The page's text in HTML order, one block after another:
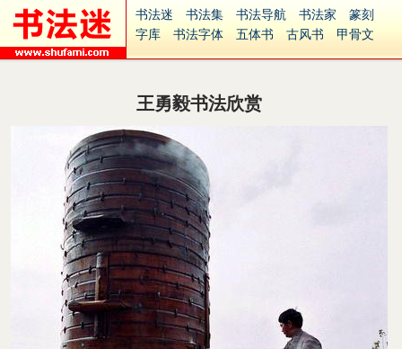
书法迷 书法集 书法导航 书法家
篆刻
字库
书法字体 五体书 古风书
甲骨文
集字
字形 大字 篆刻之家
古籍
中医 象棋 游戏
起名
字体下载
Ai矢量
P图宝
安全网站
捐赠
王勇毅书法欣赏